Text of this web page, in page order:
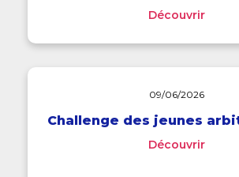
Découvrir
09/06/2026
Challenge des jeunes
Découvrir